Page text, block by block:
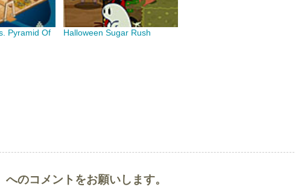
Pyramid Of
Halloween Sugar Rush
のコメントをお願いします。